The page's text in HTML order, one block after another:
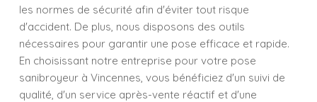
les normes de sécurité afin d'éviter tout risque
d'accident. De plus, nous disposons des outils
nécessaires pour garantir une pose efficace et rapide.
En choisissant notre entreprise pour votre pose
sanibroyeur à Vincennes, vous bénéficiez d'un suivi de
qualité, d'un service après-vente réactif et d'une